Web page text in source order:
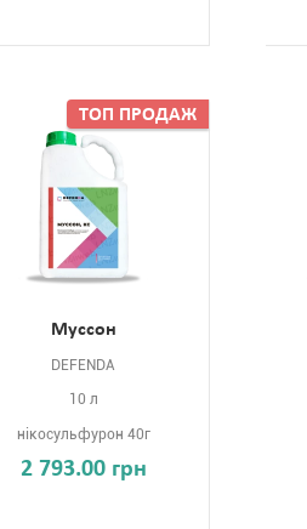
Муссон
ТОП ПРОДАЖ
DEFENDA
10 л
нікосульфурон 40г
2 793.00 грн